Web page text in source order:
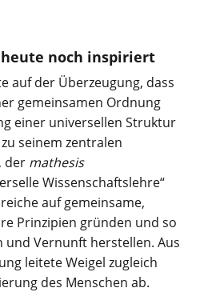
noch inspiriert
auf der Überzeugung, dass
gemeinsamen Ordnung
einer universellen Struktur
seinem zentralen
der mathesis
Wissenschaftslehre“
auf gemeinsame,
Prinzipien gründen und so
und Vernunft herstellen. Aus
leitete Weigel zugleich
des Menschen ab.